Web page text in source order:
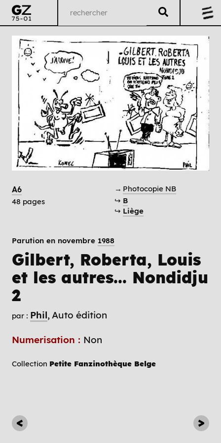
A6
48 pages
→ Photocopie NB
↪ B
↪ Liège
Parution en novembre 1988
Gilbert, Roberta, Louis
et les autres... Nondidju
2
par : Phil Auto édition
Numerisation : Non
Collection Petite Fanzinothèque Belge